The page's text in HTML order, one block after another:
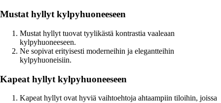
Mustat hyllyt kylpyhuoneeseen
Mustat hyllyt tuovat tyylikästä kontrastia vaaleaan
kylpyhuoneeseen.
Ne sopivat erityisesti moderneihin ja elegantteihin
kylpyhuoneisiin.
Kapeat hyllyt kylpyhuoneeseen
Kapeat hyllyt ovat hyviä vaihtoehtoja ahtaampiin tiloihin, joissa